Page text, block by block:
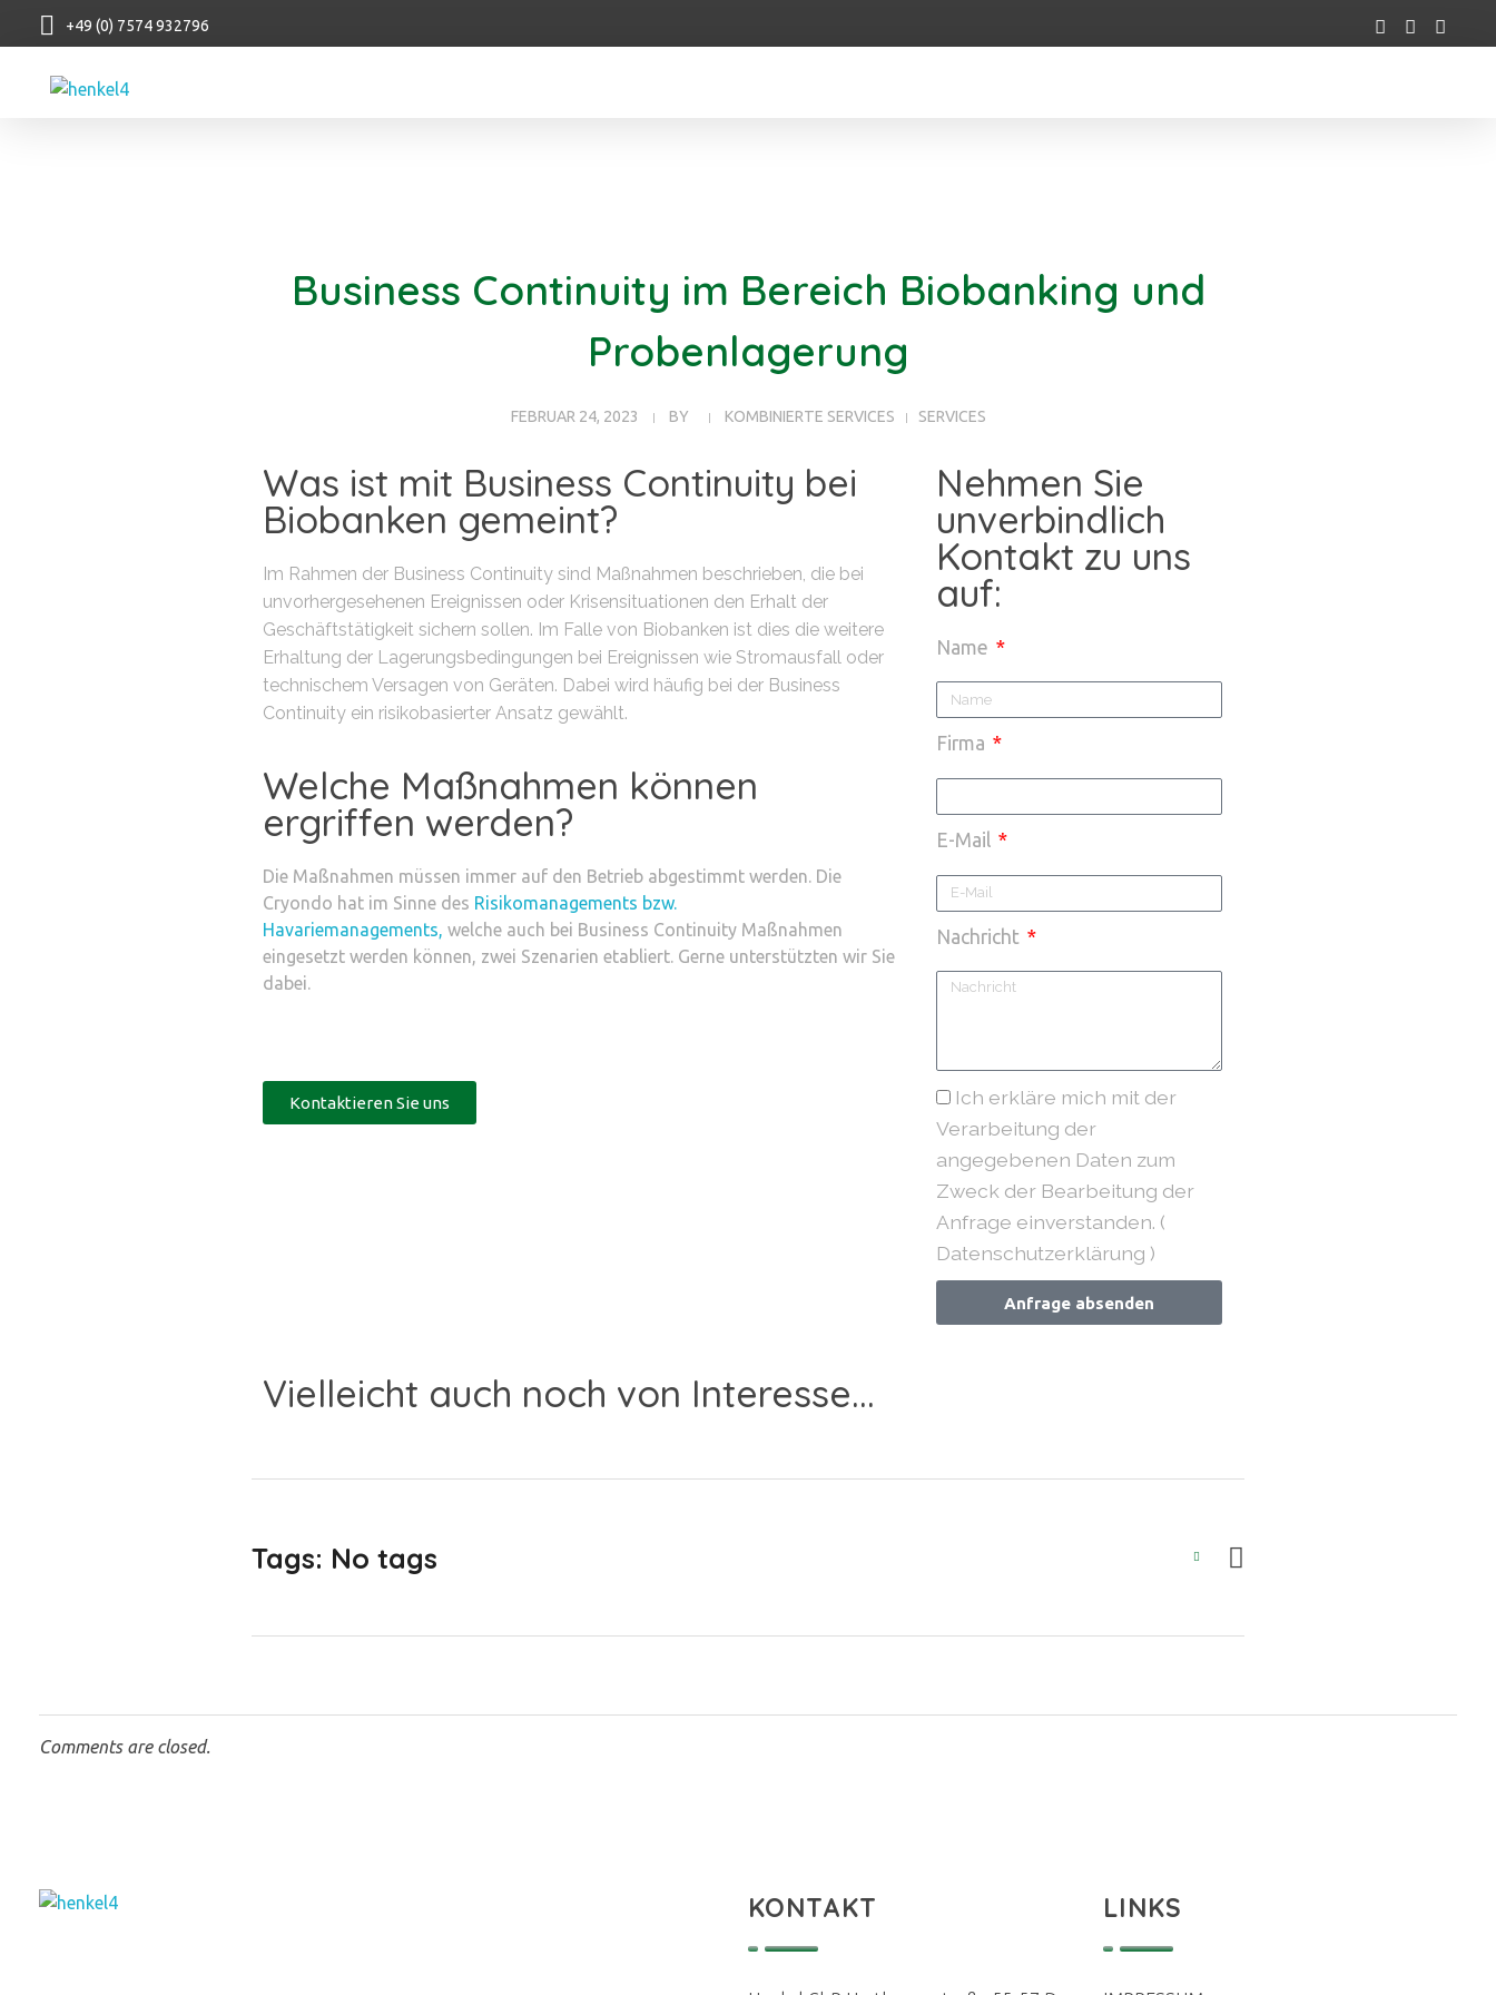
+49 (0) 7574 932796
Business Continuity im Bereich Biobanking und
Probenlagerung
FEBRUAR 24, 2023 BY KOMBINIERTE SERVICES SERVICES
Was ist mit Business Continuity bei
Biobanken gemeint?
Im Rahmen der Business Continuity sind Maßnahmen beschrieben, die bei
unvorhergesehenen Ereignissen oder Krisensituationen den Erhalt der
Geschäftstätigkeit sichern sollen. Im Falle von Biobanken ist dies die weitere
Erhaltung der Lagerungsbedingungen bei Ereignissen wie Stromausfall oder
technischem Versagen von Geräten. Dabei wird häufig bei der Business
Continuity ein risikobasierter Ansatz gewählt.
Welche Maßnahmen können
ergriffen werden?
Die Maßnahmen müssen immer auf den Betrieb abgestimmt werden. Die
Cryondo hat im Sinne des Risikomanagements bzw.
Havariemanagements,welche auch bei Business Continuity Maßnahmen
eingesetzt werden können, zwei Szenarien etabliert. Gerne unterstützten wir Sie
dabei.
Kontaktieren Sie uns
Nehmen Sie
unverbindlich
Kontakt zu uns
auf:
Name
Firma
E-Mail
Nachricht
Ich erkläre mich mit der
Verarbeitung der
angegebenen Daten zum
Zweck der Bearbeitung der
Anfrage einverstanden. (
Datenschutzerklärung )
Anfrage absenden
Vielleicht auch noch von Interesse...
Tags: No tags
Comments are closed.
KONTAKT LINKS